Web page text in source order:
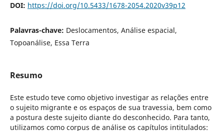
DOI: https://doi.org/10.5433/1678-2054.2020v39p12
Palavras-chave: Deslocamentos, Análise espacial,
Topoanálise, Essa Terra
Resumo
Este estudo teve como objetivo investigar as relações entre
o sujeito migrante e os espaços de sua travessia, bem como
a postura deste sujeito diante do desconhecido. Para tanto,
utilizamos como corpus de análise os capítulos intitulados: